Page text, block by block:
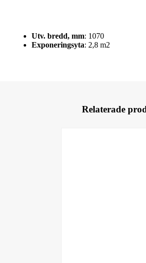
Utv. bredd, mm: 1070
Exponeringsyta: 2,8 m2
Relaterade